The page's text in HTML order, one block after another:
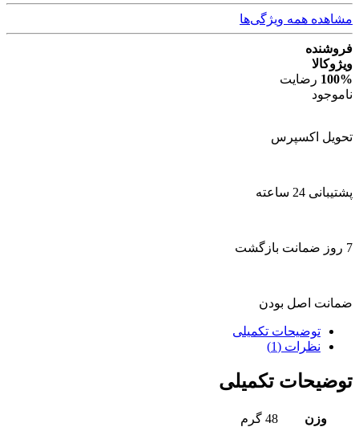
مشاهده همه ویژگی‌ها
فروشنده
ویژوکالا
100% رضایت
ناموجود
تحویل اکسپرس
پشتیبانی 24 ساعته
7 روز ضمانت بازگشت
ضمانت اصل بودن
توضیحات تکمیلی
نظرات (1)
توضیحات تکمیلی
وزن 48 گرم